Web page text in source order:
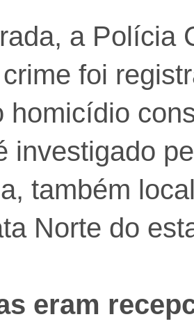
a Polícia
foi
homicídio
investigado
também
Norte do
eram